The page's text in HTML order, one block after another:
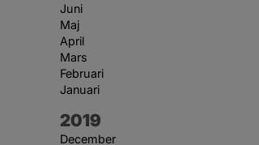
Juni
Maj
April
Mars
Februari
Januari
År:
2019
December